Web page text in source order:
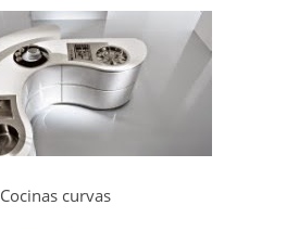
Cocinas curvas